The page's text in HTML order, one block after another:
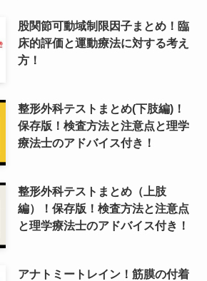
股関節可動域制限因子まとめ！臨
床的評価と運動療法に対する考え
方！
整形外科テストまとめ(下肢編)！
保存版！検査方法と注意点と理学
療法士のアドバイス付き！
整形外科テストまとめ（上肢
編）！保存版！検査方法と注意点
と理学療法士のアドバイス付き！
アナトミートレイン！筋膜の付着